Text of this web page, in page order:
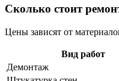
Сколько стоит
Цены зависят от
Вид работ
Демонтаж